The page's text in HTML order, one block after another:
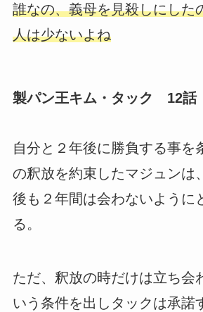
誰なの、義母を見殺しにした
人は少ないよね
製パン王キム・タック 12話
自分と２年後に勝負する事を
の釈放を約束したマジュンは
後も２年間は会わないように
る。
ただ、釈放の時だけは立ち会
いう条件を出しタックは承諾